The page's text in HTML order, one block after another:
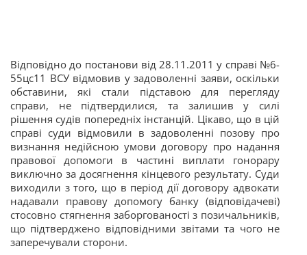
Відповідно до постанови від 28.11.2011 у справі №6-
55цс11 ВСУ відмовив у задоволенні заяви, оскільки
обставини, які стали підставою для перегляду
справи, не підтвердилися, та залишив у силі
рішення судів попередніх інстанцій. Цікаво, що в цій
справі суди відмовили в задоволенні позову про
визнання недійсною умови договору про надання
правової допомоги в частині виплати гонорару
виключно за досягнення кінцевого результату. Суди
виходили з того, що в період дії договору адвокати
надавали правову допомогу банку (відповідачеві)
стосовно стягнення заборгованості з позичальників,
що підтверджено відповідними звітами та чого не
заперечували сторони.